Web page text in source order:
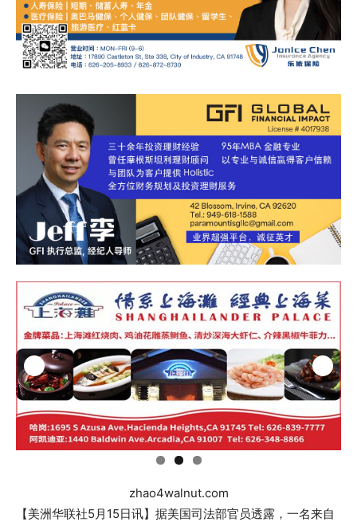
zhao4walnut.com
【美洲华联社5月15日讯】据美国司法部官员透露，一名来自